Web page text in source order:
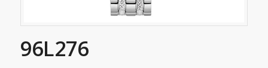
96L276